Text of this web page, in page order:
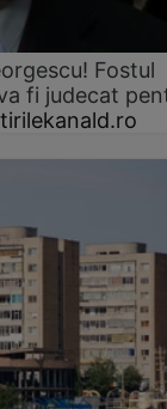
Fostul
fi judecat